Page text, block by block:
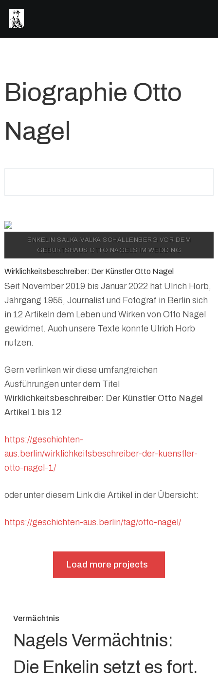
Biographie Otto
Nagel
ENKELIN SALKA-VALKA SCHALLENBERG VOR DEM
GEBURTSHAUS OTTO NAGELS IM WEDDING
Wirklichkeitsbeschreiber: Der Künstler Otto Nagel
Seit November 2019 bis Januar 2022 hat Ulrich Horb,
Jahrgang 1955, Journalist und Fotograf in Berlin sich
in 12 Artikeln dem Leben und Wirken von Otto Nagel
gewidmet. Auch unsere Texte konnte Ulrich Horb
nutzen.
Gern verlinken wir diese umfangreichen
Ausführungen unter dem Titel
Wirklichkeitsbeschreiber: Der Künstler Otto Nagel
Artikel 1 bis 12
https://geschichten-
aus.berlin/wirklichkeitsbeschreiber-der-kuenstler-
otto-nagel-1/
oder unter diesem Link die Artikel in der Übersicht:
https://geschichten-aus.berlin/tag/otto-nagel/
Load more projects
Vermächtnis
Nagels Vermächtnis:
Die Enkelin setzt es fort.